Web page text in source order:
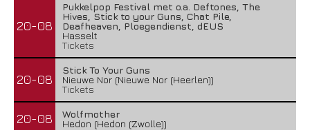
Wailin’ Storms – The Arsonist
26 juli 2026
20-08
Pukkelpop Festival met o.a. Deftones, The
Hives, Stick to your Guns, Chat Pile,
Deafheaven, Ploegendienst, dEUS
Hasselt
Tickets
20-08
Stick To Your Guns
Nieuwe Nor (Nieuwe Nor (Heerlen))
Tickets
20-08
Wolfmother
Hedon (Hedon (Zwolle))